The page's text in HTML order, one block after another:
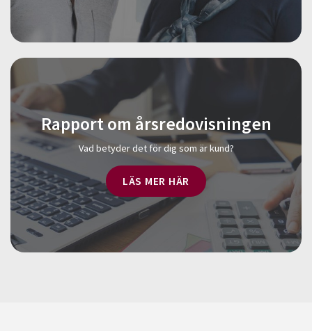
Rapport om årsredovisningen
Vad betyder det för dig som är kund?
LÄS MER HÄR